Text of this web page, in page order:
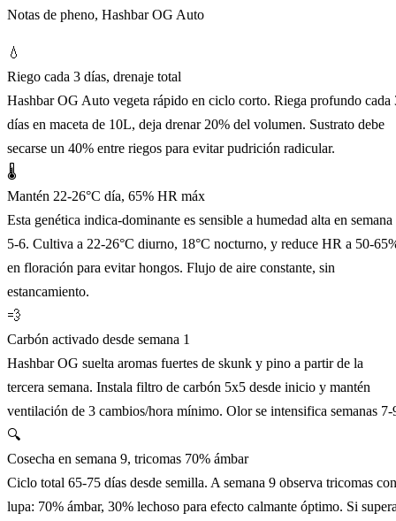
Notas de pheno, Hashbar OG Auto
💧
Riego cada 3 días, drenaje total
Hashbar OG Auto vegeta rápido en ciclo corto. Riega profundo cada
días en maceta de 10L, deja drenar 20% del volumen. Sustrato debe
secarse un 40% entre riegos para evitar pudrición radicular.
🌡️
Mantén 22-26°C día, 65% HR máx
Esta genética indica-dominante es sensible a humedad alta en semana
5-6. Cultiva a 22-26°C diurno, 18°C nocturno, y reduce HR a 50-
en floración para evitar hongos. Flujo de aire constante, sin
estancamiento.
💨
Carbón activado desde semana 1
Hashbar OG suelta aromas fuertes de skunk y pino a partir de la
tercera semana. Instala filtro de carbón 5x5 desde inicio y mantén
ventilación de 3 cambios/hora mínimo. Olor se intensifica semanas 7-
🔍
Cosecha en semana 9, tricomas 70% ámbar
Ciclo total 65-75 días desde semilla. A semana 9 observa tricomas con
lupa: 70% ámbar, 30% lechoso para efecto calmante óptimo. Si